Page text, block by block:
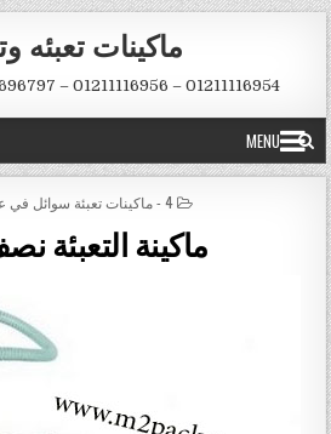
Skip to content
ماكينات تعبئه
01211116954 – 01211116956 – 01221696797 – 01211116958
MENU
POSTED IN
4 - ماكينات تعبئة سوائل في عبوات و اكياس
ماكينة التعبئة